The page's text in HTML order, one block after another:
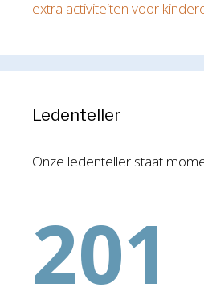
extra activiteiten voor
Ledenteller
Onze ledenteller staat
201